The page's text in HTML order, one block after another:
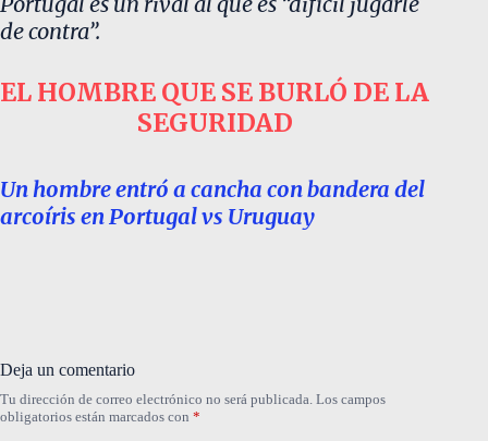
de contra”.
EL HOMBRE QUE SE BURLÓ DE LA
SEGURIDAD
Un hombre entró a cancha con bandera del
arcoíris en Portugal vs Uruguay
Deja un comentario
Tu dirección de correo electrónico no será publicada. Los campos
obligatorios están marcados con *